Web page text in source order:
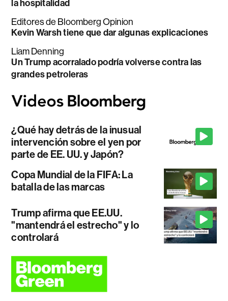
la hospitalidad
Editores de Bloomberg Opinion
Kevin Warsh tiene que dar algunas explicaciones
Liam Denning
Un Trump acorralado podría volverse contra las
grandes petroleras
¿Qué hay detrás de la inusual
intervención sobre el yen por
parte de EE. UU. y Japón?
Copa Mundial de la FIFA: La
batalla de las marcas
Trump afirma que EE.UU.
"mantendrá el estrecho" y lo
controlará